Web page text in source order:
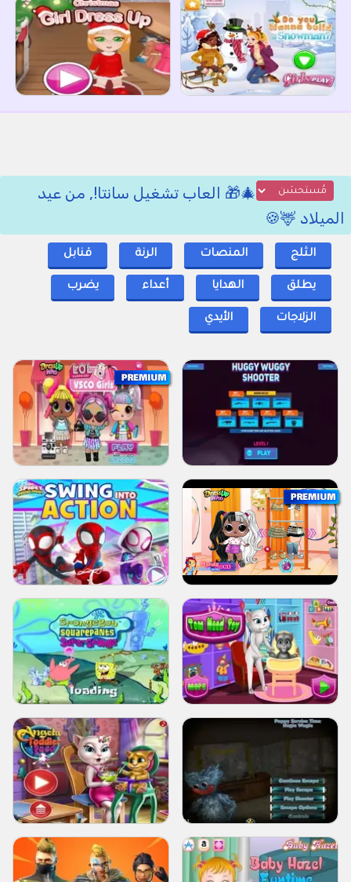
🎄🎁 العاب تشغيل سانتا!, من عيد
الميلاد 🦌🍪
الثلج المنصات الرنة قنابل
يطلق الهدايا أعداء يضرب
الزلاجات الأيدي